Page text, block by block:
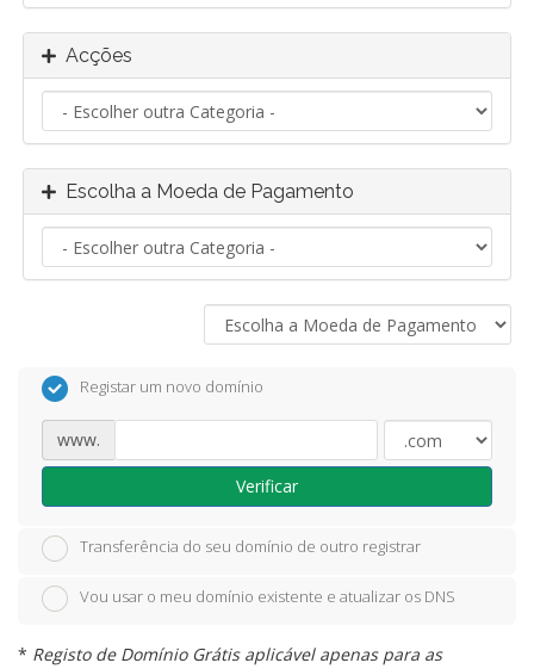
Acções
Escolha a Moeda de Pagamento
Registar um novo domínio
www.
Verificar
Transferência do seu domínio de outro registrar
Vou usar o meu domínio existente e atualizar os DNS
* Registo de Domínio Grátis aplicável apenas para as